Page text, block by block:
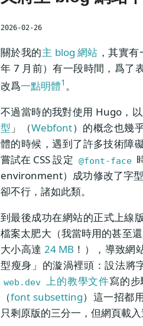
2026-02-26
關於我的主 blog 網站 ，其實
年 7 月前）有一段時間，爲了
改爲一點明體1 。
不過當時的我對使用 Hugo，
型 」（Webfont）的概念也幾
體的時候，遇到了許多技術障
嘗試在 CSS 設定
@font-face
environment）成功修改了字
卻不行，諸如此類。
到最後成功在網站的正式上
檔案太肥大（我當時用的甚至
大小高達 24 MB ！），導致網
型瘦身」的漩渦裡頭：設法將
web.dev 上的教學文件寫的
（font subsetting）這一招都
只剩原版的三分一，但網頁載入